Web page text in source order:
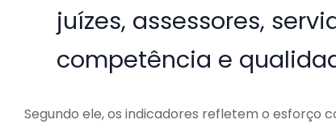
juízes, assessores,
competência e
Segundo ele, os indicadores refletem o esforço